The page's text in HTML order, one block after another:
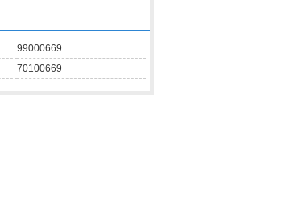
99000669
70100669